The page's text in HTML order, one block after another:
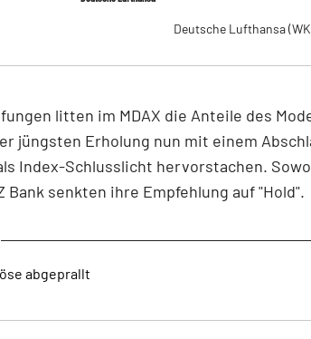
Deutsche Lufthansa
litten im MDAX die Anteile des
jüngsten Erholung nun mit einem
Index-Schlusslicht hervorstachen.
Bank senkten ihre Empfehlung auf "Hold".
abgeprallt